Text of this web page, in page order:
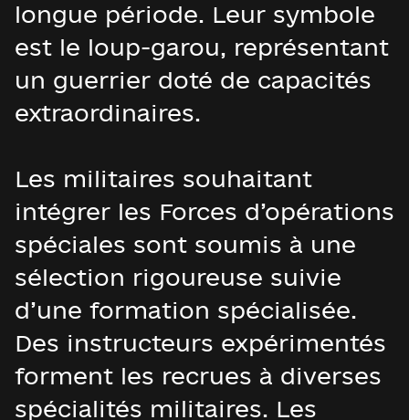
longue période. Leur symbole
est le loup-garou, représentant
un guerrier doté de capacités
extraordinaires.
Les militaires souhaitant
intégrer les Forces d’opérations
spéciales sont soumis à une
sélection rigoureuse suivie
d’une formation spécialisée.
Des instructeurs expérimentés
forment les recrues à diverses
spécialités militaires. Les